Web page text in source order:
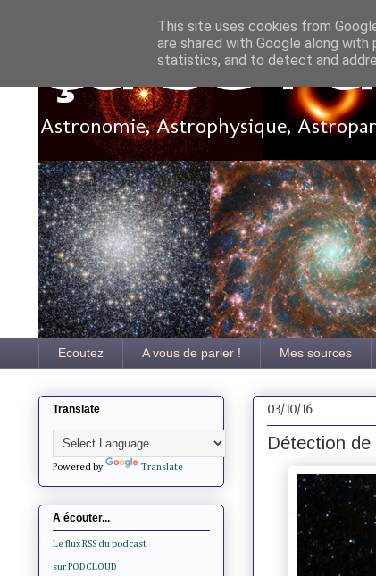
Ça se
Astronomie, Astrophysique,
Ecoutez A vous de parler ! Mes sources
03/10/16
Détection de
Translate
Powered by Translate
A écouter...
Le flux RSS du podcast
sur PODCLOUD
This site uses cookies from
are shared with Google along
statistics, and to detect and